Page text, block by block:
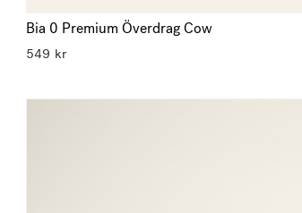
Bia 0 Premium Överdrag Cow
549 kr